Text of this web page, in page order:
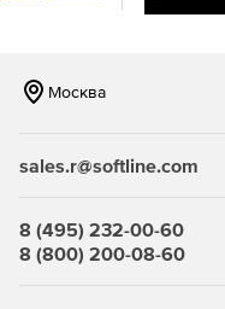
Москва
sales.r@softline.com
8 (495) 232-00-60
8 (800) 200-08-60